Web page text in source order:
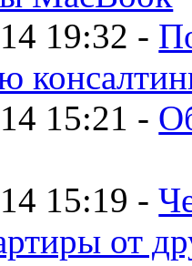
19:32 -
15:21 -
15:19 -
от